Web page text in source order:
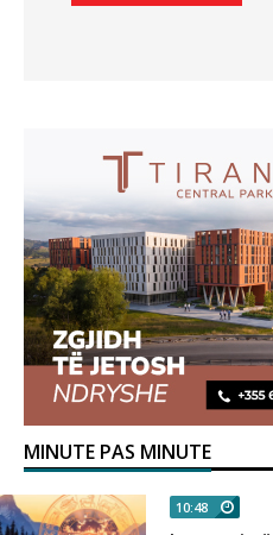
MINUTE PAS MINUTE
10:48